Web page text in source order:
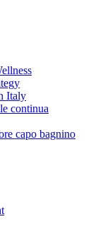
Italy
continua
capo bagnino